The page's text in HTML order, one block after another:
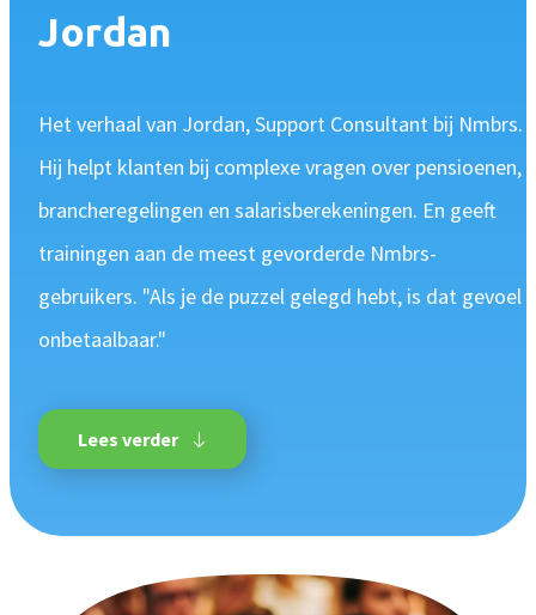
Medewerkerstevredenheid
Salaris
AI Assistant NIEUW
Direct betalen
Salaris input checker
Salaris workflow
Meer salaris features »
Product
Product tour
Implementatie
Klantverhalen
Agenda
Events
Trainingen
Wie wij zijn
Neem contact op Plan een demo
Jordan
Het verhaal van Jordan, Support Consultant bij Nmbrs.
Hij helpt klanten bij complexe vragen over pensioenen,
brancheregelingen en salarisberekeningen. En geeft
trainingen aan de meest gevorderde Nmbrs-
gebruikers. "Als je de puzzel gelegd hebt, is dat gevoel
onbetaalbaar."
Lees verder